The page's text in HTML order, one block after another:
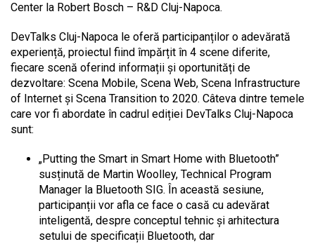
Center la Robert Bosch – R&D Cluj-Napoca.
DevTalks Cluj-Napoca le oferă participanților o adevărată
experiență, proiectul fiind împărțit în 4 scene diferite,
fiecare scenă oferind informații și oportunități de
dezvoltare: Scena Mobile, Scena Web, Scena Infrastructure
of Internet și Scena Transition to 2020. Câteva dintre temele
care vor fi abordate în cadrul ediției DevTalks Cluj-Napoca
sunt:
„Putting the Smart in Smart Home with Bluetooth”
susținută de Martin Woolley, Technical Program
Manager la Bluetooth SIG. În această sesiune,
participanții vor afla ce face o casă cu adevărat
inteligentă, despre conceptul tehnic și arhitectura
setului de specificații Bluetooth, dar